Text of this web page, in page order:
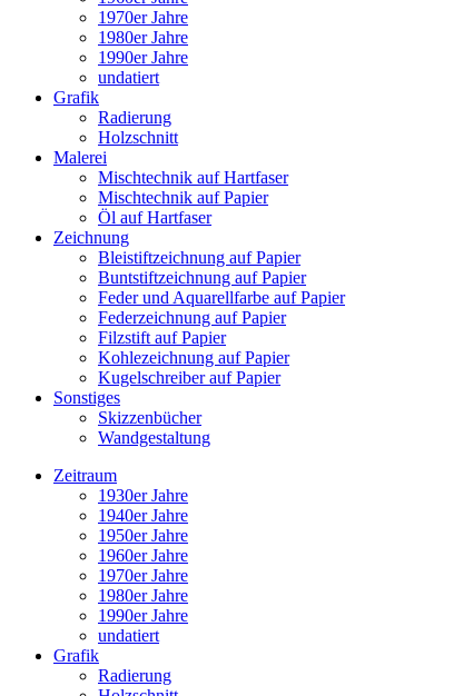
1970er Jahre
1980er Jahre
1990er Jahre
undatiert
Grafik
Radierung
Holzschnitt
Malerei
Mischtechnik auf Hartfaser
Mischtechnik auf Papier
Öl auf Hartfaser
Zeichnung
Bleistiftzeichnung auf Papier
Buntstiftzeichnung auf Papier
Feder und Aquarellfarbe auf Papier
Federzeichnung auf Papier
Filzstift auf Papier
Kohlezeichnung auf Papier
Kugelschreiber auf Papier
Sonstiges
Skizzenbücher
Wandgestaltung
Zeitraum
1930er Jahre
1940er Jahre
1950er Jahre
1960er Jahre
1970er Jahre
1980er Jahre
1990er Jahre
undatiert
Grafik
Radierung